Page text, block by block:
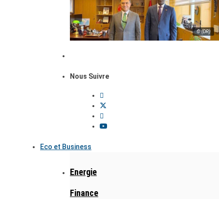
© (DR)
Nous Suivre
Eco et Business
Energie
Finance